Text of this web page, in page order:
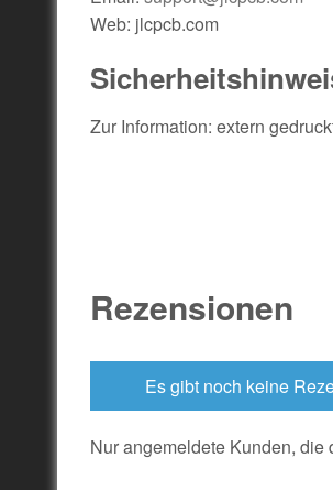
Web: jlcpcb.com
Zur Information: extern
Rezensionen
Es gibt noch keine
Nur angemeldete Kunden,